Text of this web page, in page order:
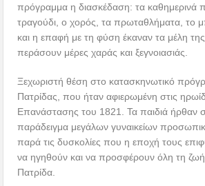
πρόγραμμα η διασκέδαση: τα καθημερινά
τραγούδι, ο χορός, τα πρωταθλήματα, το
και η επαφή με τη φύση έκαναν τα μέλη
περάσουν μέρες χαράς και ξεγνοιασιάς.
Ξεχωριστή θέση στο κατασκηνωτικό
Πατρίδας, που ήταν αφιερωμένη στις
Επανάστασης του 1821. Τα παιδιά ήρθαν
παράδειγμα μεγάλων γυναικείων
παρά τις δυσκολίες που η εποχή τους
να ηγηθούν και να προσφέρουν όλη τη ζωή
Πατρίδα.